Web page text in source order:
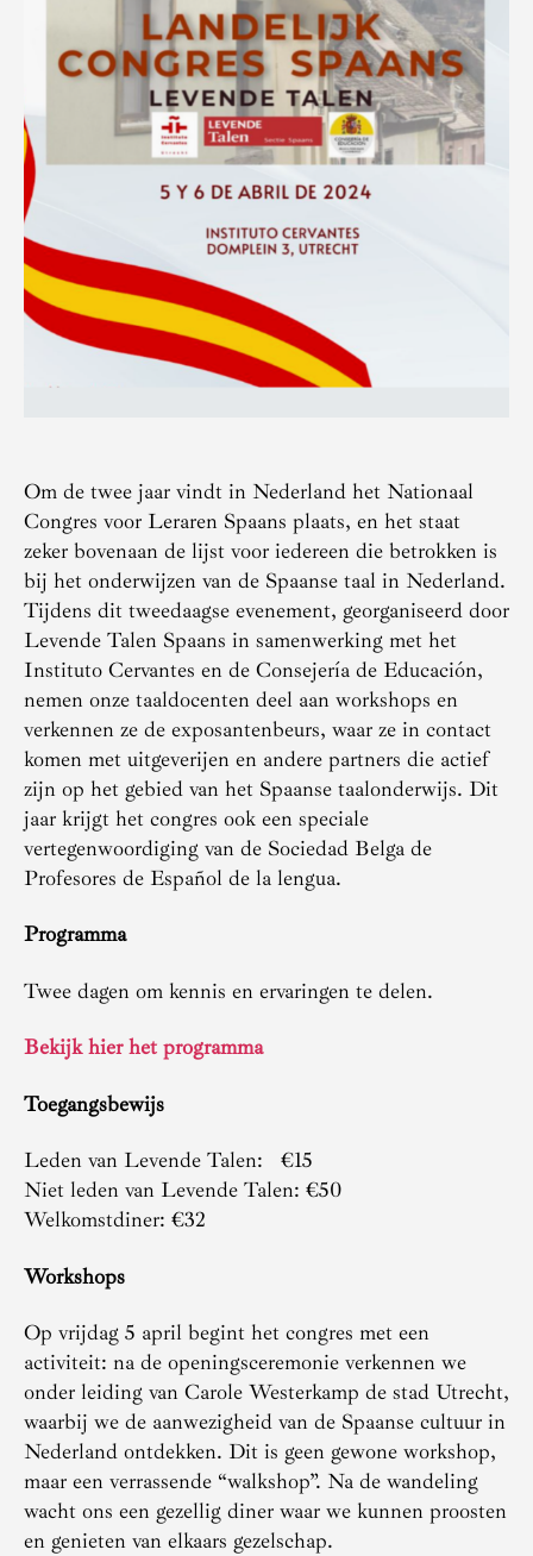
Om de twee jaar vindt in Nederland het Nationaal
Congres voor Leraren Spaans plaats, en het staat
zeker bovenaan de lijst voor iedereen die betrokken is
bij het onderwijzen van de Spaanse taal in Nederland.
Tijdens dit tweedaagse evenement, georganiseerd door
Levende Talen Spaans in samenwerking met het
Instituto Cervantes en de Consejería de Educación,
nemen onze taaldocenten deel aan workshops en
verkennen ze de exposantenbeurs, waar ze in contact
komen met uitgeverijen en andere partners die actief
zijn op het gebied van het Spaanse taalonderwijs. Dit
jaar krijgt het congres ook een speciale
vertegenwoordiging van de Sociedad Belga de
Profesores de Español de la lengua.
Programma
Twee dagen om kennis en ervaringen te delen.
Bekijk hier het programma
Toegangsbewijs
Leden van Levende Talen: €15
Niet leden van Levende Talen: €50
Welkomstdiner: €32
Workshops
Op vrijdag 5 april begint het congres met een
activiteit: na de openingsceremonie verkennen we
onder leiding van Carole Westerkamp de stad Utrecht,
waarbij we de aanwezigheid van de Spaanse cultuur in
Nederland ontdekken. Dit is geen gewone workshop,
maar een verrassende “walkshop”. Na de wandeling
wacht ons een gezellig diner waar we kunnen proosten
en genieten van elkaars gezelschap.